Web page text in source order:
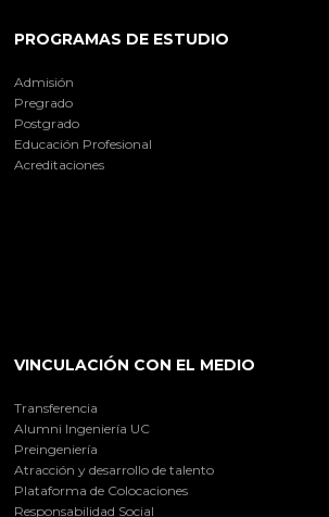
PROGRAMAS DE ESTUDIO
Admisión
Pregrado
Postgrado
Educación Profesional
Acreditaciones
VINCULACIÓN CON EL MEDIO
Transferencia
Alumni Ingeniería UC
Preingeniería
Atracción y desarrollo de talento
Plataforma de Colocaciones
Responsabilidad Social